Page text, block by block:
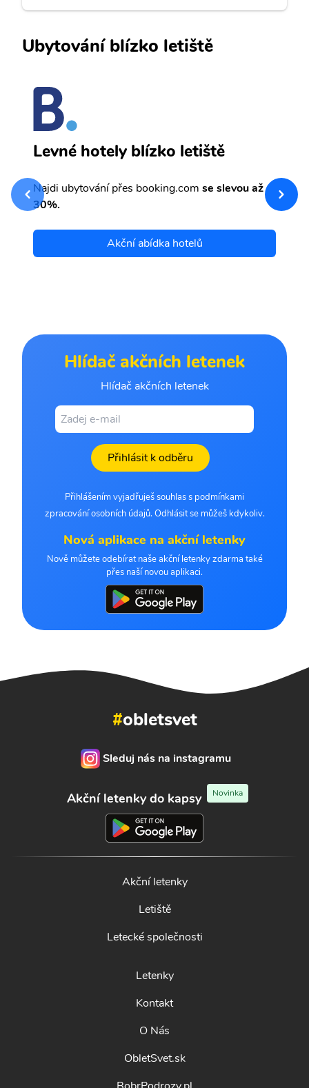
Ubytování blízko letiště
Levné hotely blízko letiště
Najdi ubytování přes booking.com se slevou až
30%.
Akční abídka hotelů
Hlídač akčních letenek
Hlídač akčních letenek
Přihlásit k odběru
Přihlášením vyjadřuješ souhlas s podmínkami
zpracování osobních údajů. Odhlásit se můžeš kdykoliv.
Nová aplikace na akční letenky
Nově můžete odebírat naše akční letenky zdarma také
přes naší novou aplikaci.
#obletsvet
Sleduj nás na instagramu
Akční letenky do kapsy Novinka
Akční letenky
Letiště
Letecké společnosti
Letenky
Kontakt
O Nás
ObletSvet.sk